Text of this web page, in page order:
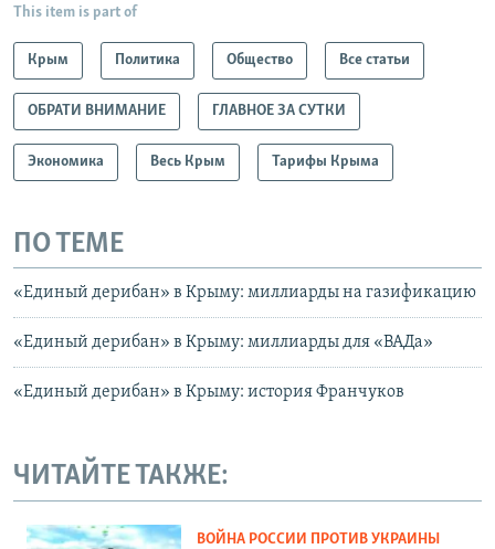
This item is part of
Крым Политика Общество Все статьи
ОБРАТИ ВНИМАНИЕ ГЛАВНОЕ ЗА СУТКИ
Экономика Весь Крым Тарифы Крыма
ПО ТЕМЕ
«Единый дерибан» в Крыму: миллиарды на газификацию
«Единый дерибан» в Крыму: миллиарды для «ВАДа»
«Единый дерибан» в Крыму: история Франчуков
ЧИТАЙТЕ ТАКЖЕ:
ВОЙНА РОССИИ ПРОТИВ УКРАИНЫ